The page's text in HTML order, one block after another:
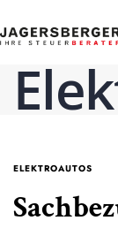
ELEKTROAUTOS